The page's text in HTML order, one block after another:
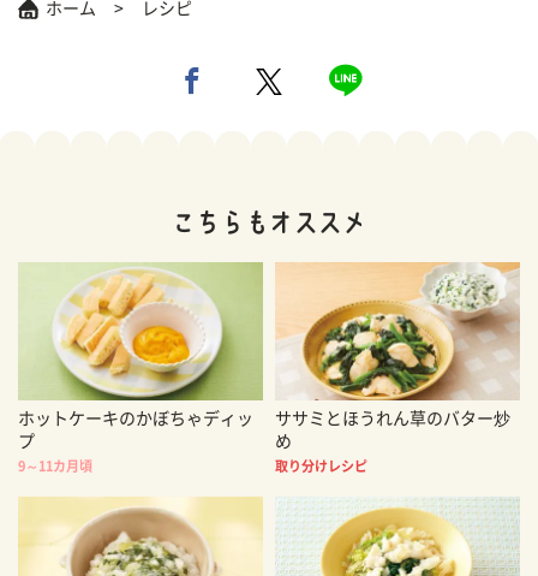
ホーム レシピ
ホットケーキのかぼちゃディッ
プ
9～11カ月頃
ササミとほうれん草のバター炒
め
取り分けレシピ